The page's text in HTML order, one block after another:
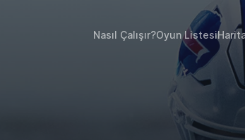
Nasıl Çalışır?Oyun Listesi